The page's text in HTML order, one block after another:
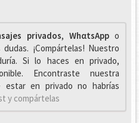
privados, WhαtsAppo
¡Compártelas! Nuestro
Si lo haces en privado,
Encontraste nuestra
estar en privado no habrías
y compártelas